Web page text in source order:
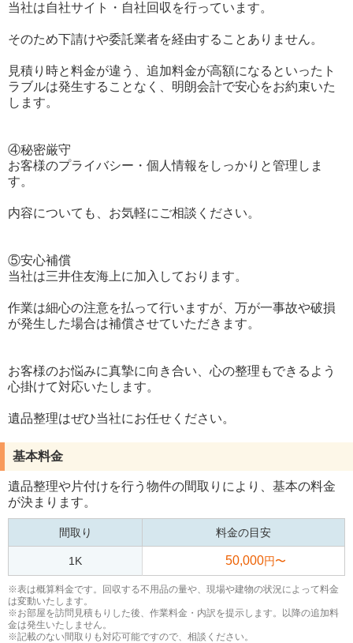
当社は自社サイト・自社回収を行っています。
そのため下請けや委託業者を経由することありません。
見積り時と料金が違う、追加料金が高額になるといったト
ラブルは発生することなく、明朗会計で安心をお約束いた
します。
④秘密厳守
お客様のプライバシー・個人情報をしっかりと管理しま
す。
内容についても、お気軽にご相談ください。
⑤安心補償
当社は三井住友海上に加入しております。
作業は細心の注意を払って行いますが、万が一事故や破損
が発生した場合は補償させていただきます。
お客様のお悩みに真摯に向き合い、心の整理もできるよう
心掛けて対応いたします。
遺品整理はぜひ当社にお任せください。
基本料金
遺品整理や片付けを行う物件の間取りにより、基本の料金
が決まります。
間取り 料金の目安
1K 50,000円〜
※表は概算料金です。回収する不用品の量や、現場や建物の状況によって料金
は変動いたします。
※お部屋を訪問見積もりした後、作業料金・内訳を提示します。以降の追加料
金は発生いたしません。
※記載のない間取りも対応可能ですので、相談ください。